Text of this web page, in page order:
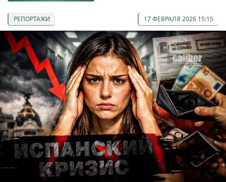
РЕПОРТАЖИ 17 ФЕВРАЛЯ 2026 15:15